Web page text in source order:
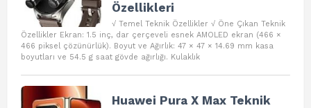
Özellikleri
√ Temel Teknik Özellikler √ Öne Çıkan Teknik
Özellikler Ekran: 1.5 inç, dar çerçeveli esnek AMOLED ekran (466 ×
466 piksel çözünürlük). Boyut ve Ağırlık: 47 × 47 × 14.69 mm kasa
boyutları ve 54.5 g saat gövde ağırlığı. Kulaklık
Huawei Pura X Max Teknik